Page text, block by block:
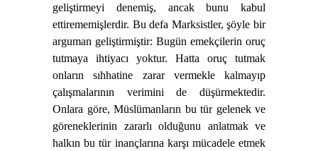
geliştirmeyi denemiş, ancak bunu kabul
ettirememişlerdir. Bu defa Marksistler, şöyle bir
arguman geliştirmiştir: Bugün emekçilerin oruç
tutmaya ihtiyacı yoktur. Hatta oruç tutmak
onların sıhhatine zarar vermekle kalmayıp
çalışmalarının verimini de düşürmektedir.
Onlara göre, Müslümanların bu tür gelenek ve
göreneklerinin zararlı olduğunu anlatmak ve
halkın bu tür inançlarına karşı mücadele etmek